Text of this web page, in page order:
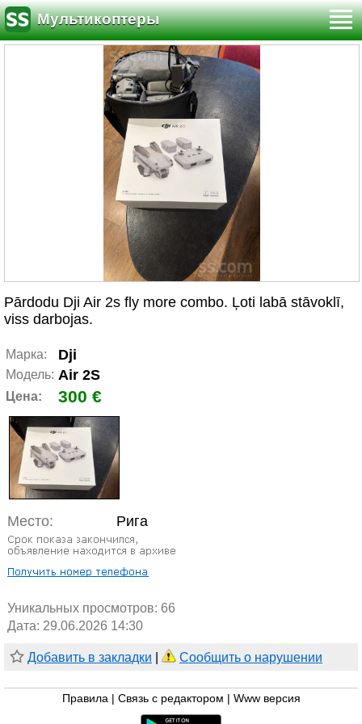
Мультикоптеры
Pārdodu Dji Air 2s fly more combo. Ļoti labā stāvoklī,
viss darbojas.
Марка: Dji
Модель: Air 2S
Цена: 300 €
Место: Рига
Уникальных просмотров: 66
Дата: 29.06.2026 14:30
Добавить в закладки Сообщить о нарушении
Правила Связь с редактором Www версия